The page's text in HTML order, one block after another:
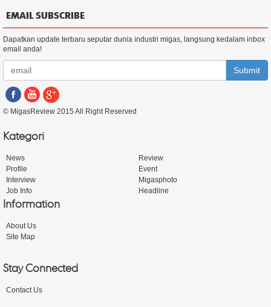
EMAIL SUBSCRIBE
Dapatkan update terbaru seputar dunia industri migas, langsung kedalam inbox
email anda!
Submit
© MigasReview 2015 All Right Reserved
Kategori
News
Review
Profile
Event
Interview
Migasphoto
Job Info
Headline
Information
About Us
Site Map
Stay Connected
Contact Us